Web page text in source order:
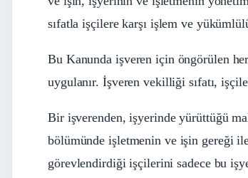
sıfatla işçilere karşı işlem ve
Bu Kanunda işveren için öngörülen
uygulanır. İşveren vekilliği sıfatı,
Bir işverenden, işyerinde yürüttüğü
bölümünde işletmenin ve işin gereği
görevlendirdiği işçilerini sadece bu